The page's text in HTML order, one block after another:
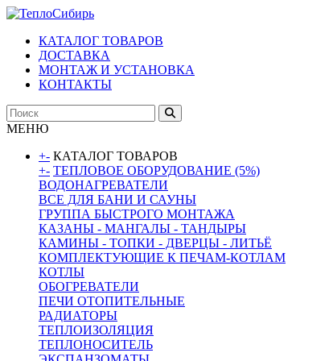
КАТАЛОГ ТОВАРОВ
ДОСТАВКА
МОНТАЖ И УСТАНОВКА
КОНТАКТЫ
МЕНЮ
+- КАТАЛОГ ТОВАРОВ
+- ТЕПЛОВОЕ ОБОРУДОВАНИЕ (5%)
ВОДОНАГРЕВАТЕЛИ
ВСЕ ДЛЯ БАНИ И САУНЫ
ГРУППА БЫСТРОГО МОНТАЖА
КАЗАНЫ - МАНГАЛЫ - ТАНДЫРЫ
КАМИНЫ - ТОПКИ - ДВЕРЦЫ - ЛИТЬЁ
КОМПЛЕКТУЮЩИЕ К ПЕЧАМ-КОТЛАМ
КОТЛЫ
ОБОГРЕВАТЕЛИ
ПЕЧИ ОТОПИТЕЛЬНЫЕ
РАДИАТОРЫ
ТЕПЛОИЗОЛЯЦИЯ
ТЕПЛОНОСИТЕЛЬ